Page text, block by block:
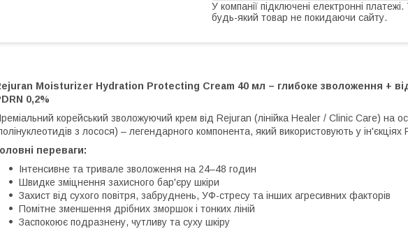
У компанії підключені електронні
будь-який товар не покидаючи сайту.
Moisturizer Hydration Protecting Cream 40 мл – глибоке зволоження +
0,2%
корейський зволожуючий крем від Rejuran (лінійка Healer / Clinic Care) на
з лосося) – легендарного компонента, який використовують у ін'єкціях
переваги:
Інтенсивне та тривале зволоження на 24–48 годин
Швидке зміцнення захисного бар'єру шкіри
Захист від сухого повітря, забруднень, УФ-стресу та інших агресивних факторів
Помітне зменшення дрібних зморшок і тонких ліній
Заспокоює подразнену, чутливу та суху шкіру